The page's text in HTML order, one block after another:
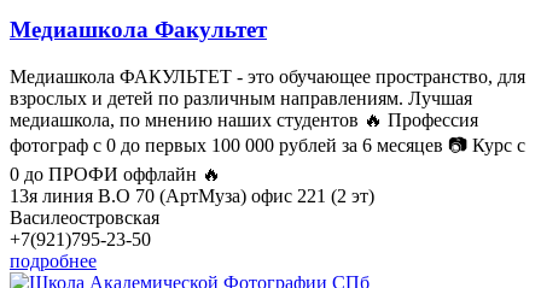
Медиашкола Факультет
Медиашкола ФАКУЛЬТЕТ - это обучающее пространство, для
взрослых и детей по различным направлениям. Лучшая
медиашкола, по мнению наших студентов 🔥 Профессия
фотограф с 0 до первых 100 000 рублей за 6 месяцев 📷 Курс с
0 до ПРОФИ оффлайн 🔥
13я линия В.О 70 (АртМуза) офис 221 (2 эт)
Василеостровская
+7(921)795-23-50
подробнее